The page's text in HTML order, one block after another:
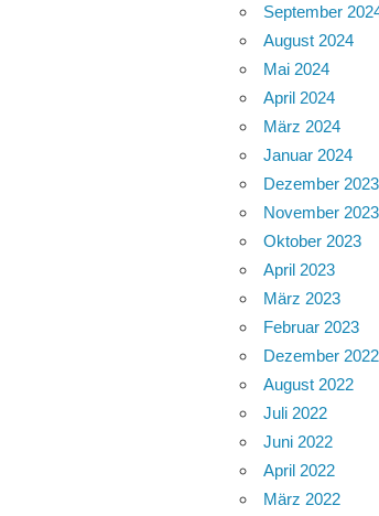
September
August 2024
Mai 2024
April 2024
März 2024
Januar 2024
Dezember 2023
November 2023
Oktober 2023
April 2023
März 2023
Februar 2023
Dezember 2022
August 2022
Juli 2022
Juni 2022
April 2022
März 2022